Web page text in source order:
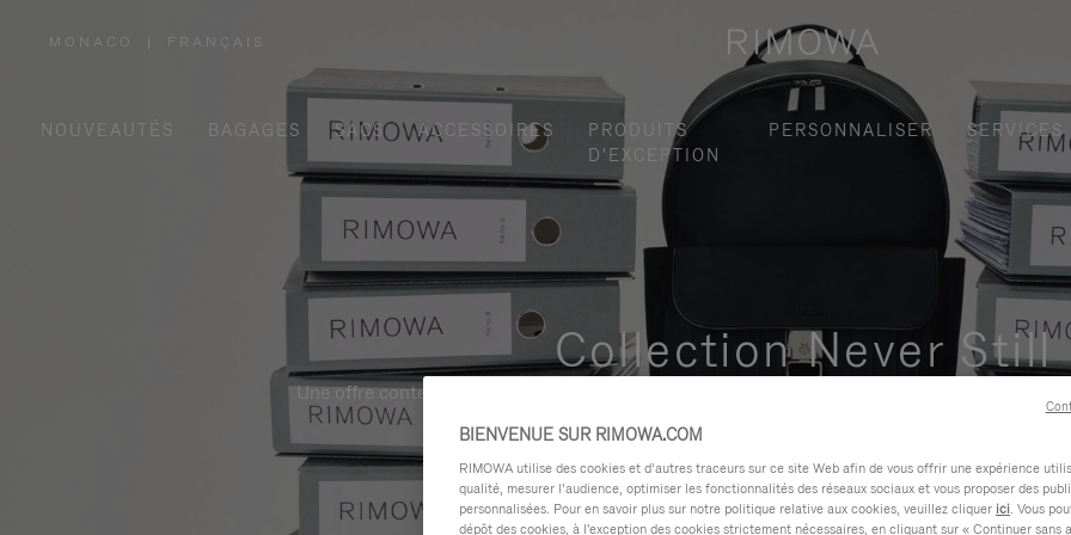
MONACO FRANÇAIS
NOUVEAUTÉS BAGAGES SACS ACCESSOIRES
PRODUITS
D'EXCEPTION
PERSONNALISER SERVICES
Collection Never Still
Une offre contemporaine, fonctionnelle et élégante pour vos déplacements quotidiens en
BIENVENUE SUR RIMOWA.COM
RIMOWA utilise des cookies et d’autres traceurs sur ce site Web afin de vous offrir une expérience
qualité, mesurer l’audience, optimiser les fonctionnalités des réseaux sociaux et vous proposer des
personnalisées. Pour en savoir plus sur notre politique relative aux cookies, veuillez cliquer ici. Vous
dépôt des cookies, à l'exception des cookies strictement nécessaires, en cliquant sur « Continuer sans